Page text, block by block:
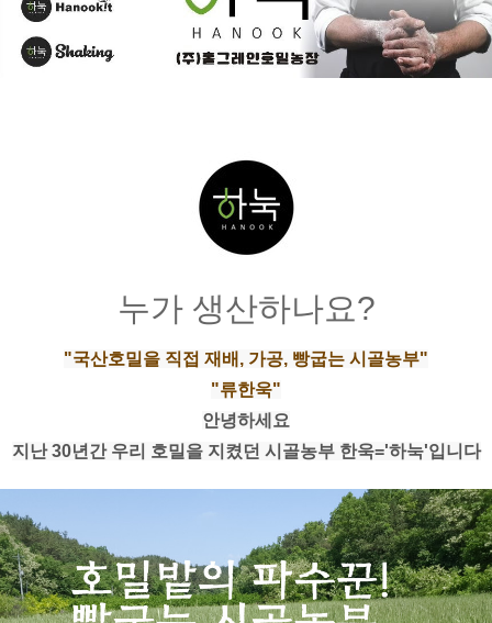
누가 생산하나요?
"국산호밀을 직접 재배, 가공, 빵굽는 시골농부"
"류한욱"
안녕하세요
지난 30년간 우리 호밀을 지켰던 시골농부 한욱='하눅'입니다